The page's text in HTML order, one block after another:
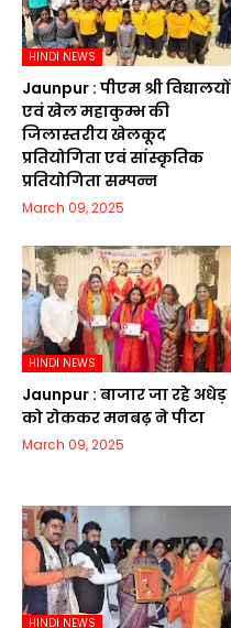
HINDI NEWS
Jaunpur :​ पीएम श्री विद्यालयों
एवं खेल महाकुम्भ की
जिलास्तरीय खेलकूद
प्रतियोगिता एवं सांस्कृतिक
प्रतियोगिता सम्पन्न
March 09, 2025
HINDI NEWS
Jaunpur :​ बाजार जा रहे अधेड़
को रोककर मनबढ़ ने पीटा
March 09, 2025
HINDI NEWS